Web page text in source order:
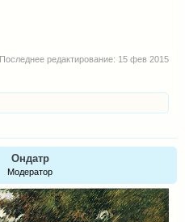
Последнее редактирование: 15 фев 2015
Ондатр
Модератор